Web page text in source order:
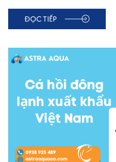
nguồn gốc minh bạch. Đảm
chuyên nghiệp.
ĐỌC TIẾP